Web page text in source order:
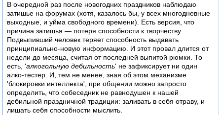
В очередной раз после новогодних праздников наблюдаю
затишье на форумах (хотя, казалось бы, у всех многодневные
выходные, и уйма свободного времени). Есть версия, что
причина затишья — потеря способности к творчеству.
Подвыпивший человек теряет способность выдавать
принципиально-новую информацию. И этот провал длится от
недели до месяца, считая от последней выпитой рюмки. То
есть, 'алкогольную дебильность' не зафиксирует ни один
алко-тестер. И, тем не менее, зная об этом механизме
'блокировки интеллекта', при общении можно запросто
определить, что собеседник не равнодушен к нашей
дебильной праздничной традиции: заливать в себя отраву, и
лишать себя способности мыслить.